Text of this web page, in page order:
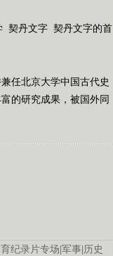
契丹文字 契丹文字的首
任北京大学中国古代史
的研究成果，被国外同
纪录片专场 军事 历史